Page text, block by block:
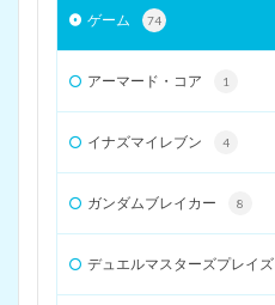
ゲーム 74
アーマード・コア 1
イナズマイレブン 4
ガンダムブレイカー 8
デュエルマスターズプレイズ